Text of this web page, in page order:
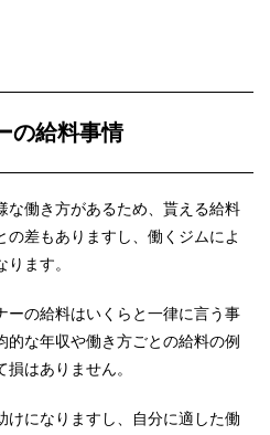
の給料事情
な働き方があるため、貰える給料
差もありますし、働くジムによ
ます。
ーの給料はいくらと一律に言う事
的な年収や働き方ごとの給料の例
はありません。
けになりますし、自分に適した働